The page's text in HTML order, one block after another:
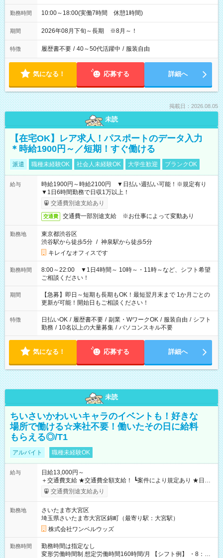
勤務時間 10:00～18:00(実働7時間 休憩1時間)
期間 2026年08月下旬～長期 ※8月～！
特徴 履歴書不要 / 40～50代活躍中 / 服装自由
気になる！ 応募する 詳細へ
掲載日：2026.08.05
未読
【在宅OK】レア求人！パスポートのデータ入力
＊時給1900円～／短期！すぐ働ける
派遣 職種未経験OK 社会人未経験OK 大学生歓迎 ブランクOK
給与
時給1900円～時給2100円 ▼日払い週払い可能！※規定有り
▼1日6時間勤務で日収1万以上！
交通費別途支給あり
交通費 交通費一部別途支給 ※お仕事によって変動あり
勤務地
東京都渋谷区
渋谷駅から徒歩5分 / 神泉駅から徒歩5分
キレイなオフィスです
勤務時間
8:00～22:00 ▼1日4時間～ 10時～・11時～など、シフト希望
ご相談ください！
期間
【急募】即日～短期も長期もOK！最短翌月末まで 1か月ごとの
更新が可能！開始日もご相談ください！
特徴 日払いOK / 履歴書不要 / 副業・WワークOK / 服装自由 / シフト
勤務 / 10名以上の大量募集 / パソコンスキル不要
気になる！ 応募する 詳細へ
未読
ちいさいかわいいキャラのイベントも！好きな
場所で働ける☆来社不要！働いたその日に給料
もらえる◎/T1
アルバイト 職種未経験OK
給与
日給13,000円～
＋交通費支給 ★交通費全額支給！ ┗案件により規定あり ★日払
いOK！（規定あり） ┗働いたその日に現金GET♪ お仕事後はコ
ンビニATMから 日払い分を引き落とせます！ 【試用期間】試
交通費別途支給あり
勤務地
さいたま市大宮区
埼玉県さいたま市大宮区錦町（最寄り駅：大宮駅）
株式会社ワンベルウッズ
勤務時間
勤務時間は指定なし
変形労働時間制 想定労働時間160時間/月 【シフト例】 ・8：00